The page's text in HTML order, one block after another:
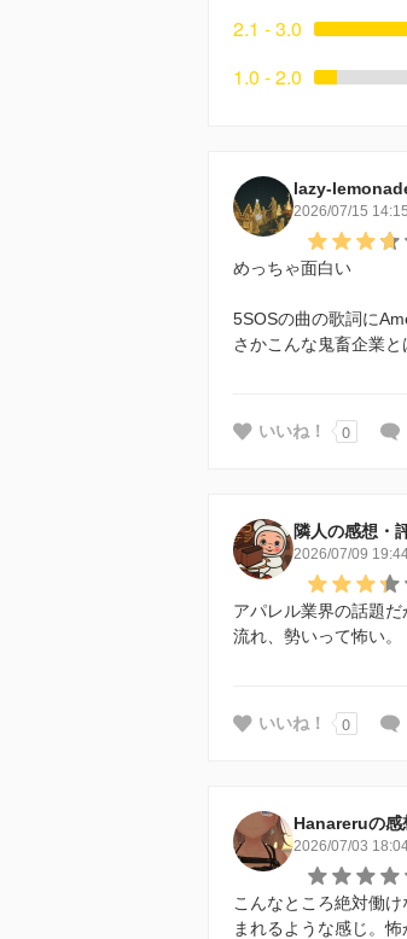
2.1 - 3.0
1.0 - 2.0
lazy-
2026/07/15 14:15
めっちゃ面白い
5SOSの曲の歌詞に
さかこんな鬼畜企業と
いいね！ 0
隣人の感想・
2026/07/09
アパレル業界の話題だ
流れ、勢いって怖い。
いいね！ 0
Hanareruの感
2026/07/03
こんなところ絶対働
まれるような感じ。